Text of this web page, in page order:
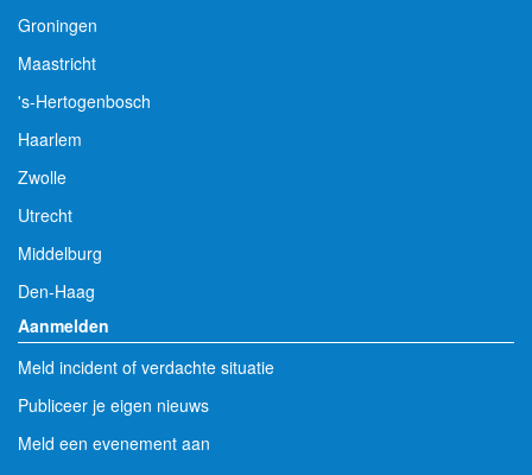
Groningen
Maastricht
's-Hertogenbosch
Haarlem
Zwolle
Utrecht
Middelburg
Den-Haag
Aanmelden
Meld incident of verdachte situatie
Publiceer je eigen nieuws
Meld een evenement aan